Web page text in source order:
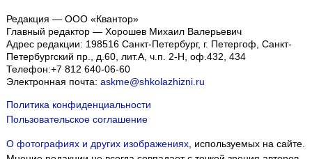
Редакция — ООО «Квантор»
Главный редактор — Хорошев Михаил Валерьевич
Адрес редакции: 198516 Санкт-Петербург, г. Петергоф, Санкт-
Петербургский пр., д.60, лит.А, ч.п. 2-Н, оф.432, 434
Телефон:+7 812 640-06-60
Электронная почта: askme@shkolazhizni.ru
Политика конфиденциальности
Пользовательское соглашение
О фотографиях и других изображениях, используемых на сайте.